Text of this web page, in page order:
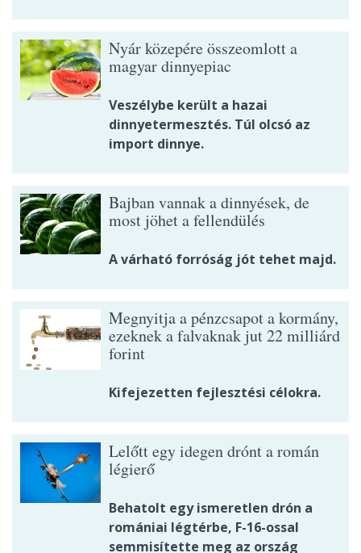
Nyár közepére összeomlott a
magyar dinnyepiac
Veszélybe került a hazai
dinnyetermesztés. Túl olcsó az
import dinnye.
Bajban vannak a dinnyések, de
most jöhet a fellendülés
A várható forróság jót tehet majd.
Megnyitja a pénzcsapot a kormány,
ezeknek a falvaknak jut 22 milliárd
forint
Kifejezetten fejlesztési célokra.
Lelőtt egy idegen drónt a román
légierő
Behatolt egy ismeretlen drón a
romániai légtérbe, F-16-ossal
semmisítette meg az ország